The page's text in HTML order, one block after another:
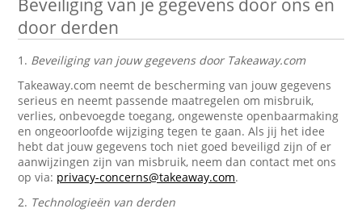
Beveiliging van je gegevens door ons en
door derden
1. Beveiliging van jouw gegevens door Takeaway.com
Takeaway.com neemt de bescherming van jouw gegevens
serieus en neemt passende maatregelen om misbruik,
verlies, onbevoegde toegang, ongewenste openbaarmaking
en ongeoorloofde wijziging tegen te gaan. Als jij het idee
hebt dat jouw gegevens toch niet goed beveiligd zijn of er
aanwijzingen zijn van misbruik, neem dan contact met ons
op via: privacy-concerns@takeaway.com.
2. Technologieën van derden